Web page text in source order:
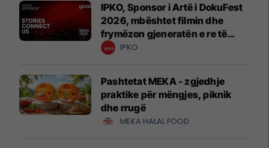
IPKO, Sponsor i Artë i DokuFest
2026, mbështet filmin dhe
frymëzon gjeneratën e re të
krijuesve
IPKO
Pashtetat MEKA - zgjedhje
praktike për mëngjes, piknik
dhe rrugë
MEKA HALAL FOOD